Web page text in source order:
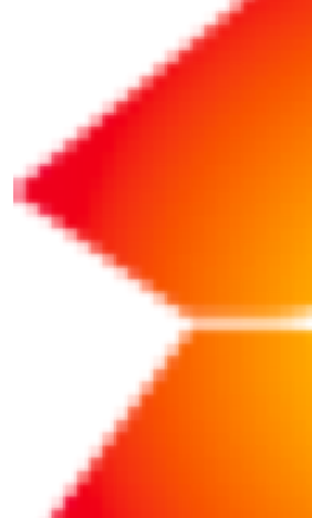
2024/12/27
2040年の市場規模は
長する「宇宙ビジネス
宇宙ビジネスは、2040年までに
長するとされています。その全
できるよう、各分野について
ました。